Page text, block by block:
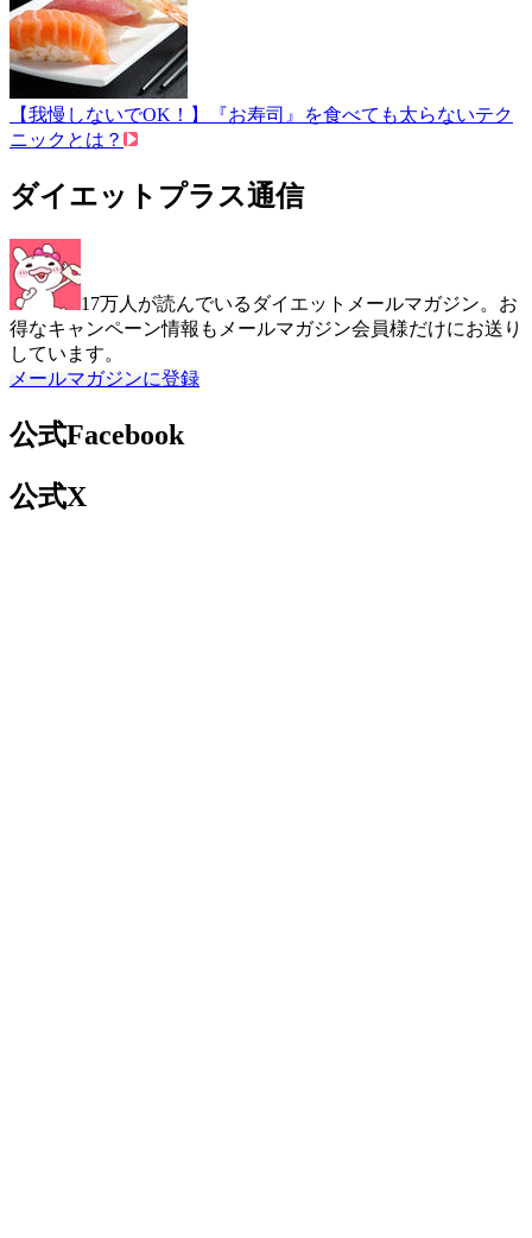
【我慢しないでOK！】『お寿司』を食べても太らないテク
ニックとは？
ダイエットプラス通信
17万人が読んでいるダイエットメールマガジン。お
得なキャンペーン情報もメールマガジン会員様だけにお送り
しています。
メールマガジンに登録
公式Facebook
公式X